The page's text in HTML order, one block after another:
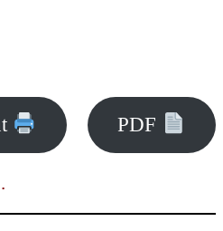
PDF